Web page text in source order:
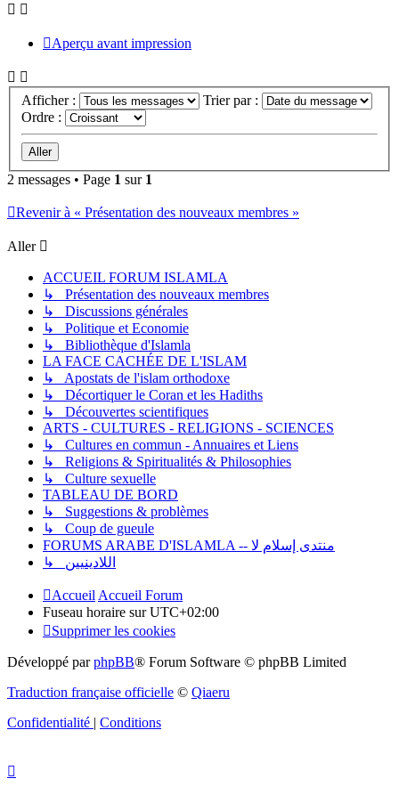
Aperçu avant impression
Afficher :
Trier par :
Ordre :
2 messages • Page 1 sur 1
Revenir à « Présentation des nouveaux membres »
Aller
ACCUEIL FORUM ISLAMLA
↳ Présentation des nouveaux membres
↳ Discussions générales
↳ Politique et Economie
↳ Bibliothèque d'Islamla
LA FACE CACHÉE DE L'ISLAM
↳ Apostats de l'islam orthodoxe
↳ Décortiquer le Coran et les Hadiths
↳ Découvertes scientifiques
ARTS - CULTURES - RELIGIONS - SCIENCES
↳ Cultures en commun - Annuaires et Liens
↳ Religions & Spiritualités & Philosophies
↳ Culture sexuelle
TABLEAU DE BORD
↳ Suggestions & problèmes
↳ Coup de gueule
FORUMS ARABE D'ISLAMLA -- منتدى إسلام لا
↳ اللادينيين
Accueil Accueil Forum
Fuseau horaire surUTC+02:00
Supprimer les cookies
Développé parphpBB® Forum Software © phpBB Limited
Traduction française officielle © Qiaeru
Confidentialité | Conditions